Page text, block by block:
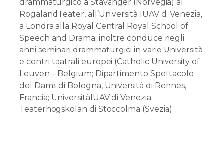
drammaturgico a Stavanger (Norvegia) al
RogalandTeater, all’Università IUAV di Venezia,
a Londra alla Royal Central Royal School of
Speech and Drama; inoltre conduce negli
anni seminari drammaturgici in varie Università
e centri teatrali europei (Catholic University of
Leuven – Belgium; Dipartimento Spettacolo
del Dams di Bologna, Università di Rennes,
Francia; UniversitàIUAV di Venezia;
Teaterhögskolan di Stoccolma (Svezia).